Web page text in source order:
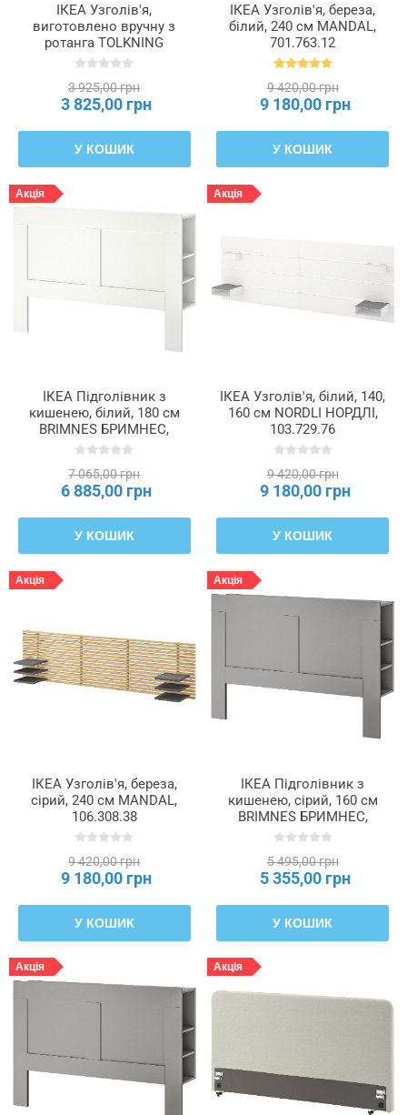
Наповнювач
оббивки
—
синтетичний
матеріал
використовуваної
плити
вінцевий
Товщина
Товщина
верхнього
кільця
матраца
ІКЕА Узголів'я,
виготовлено вручну з
ротанга TOLKNING
ТОЛКНИНГ, 305.126.31
3 925,00 грн
3 825,00 грн
У КОШИК
ІКЕА Узголів'я, береза,
білий, 240 см MANDAL,
701.763.12
9 420,00 грн
9 180,00 грн
У КОШИК
Акція
ІКЕА Підголівник з
кишенею, білий, 180 см
BRIMNES БРИМНЕС,
602.287.12
7 065,00 грн
6 885,00 грн
У КОШИК
Акція
ІКЕА Узголів'я, білий, 140,
160 см NORDLI НОРДЛІ,
103.729.76
9 420,00 грн
9 180,00 грн
У КОШИК
Акція
ІКЕА Узголів'я, береза,
сірий, 240 см MANDAL,
106.308.38
9 420,00 грн
9 180,00 грн
У КОШИК
Акція
ІКЕА Підголівник з
кишенею, сірий, 160 см
BRIMNES БРИМНЕС,
906.027.99
5 495,00 грн
5 355,00 грн
У КОШИК
Акція Акція